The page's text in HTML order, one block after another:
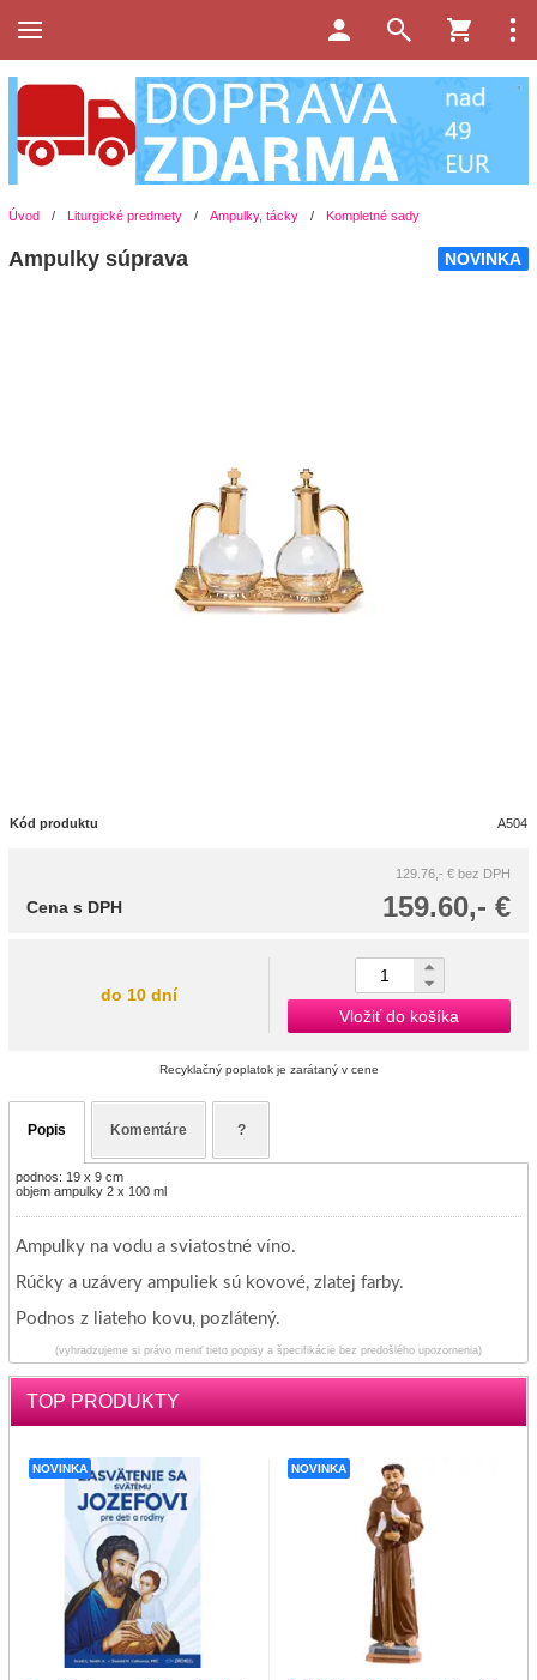
Úvod / Liturgické predmety / Ampulky, tácky / Kompletné sady
NOVINKA
Ampulky súprava
Kód produktu A504
129.76,- € bez DPH
159.60,- €
Cena s DPH
do 10 dní
Vložiť do košíka
Recyklačný poplatok je zarátaný v cene
Popis Komentáre ?
podnos: 19 x 9 cm
objem ampulky 2 x 100 ml
Ampulky na vodu a sviatostné víno.
Rúčky a uzávery ampuliek sú kovové, zlatej farby.
Podnos z liateho kovu, pozlátený.
(vyhradzujeme si právo meniť tieto popisy a špecifikácie bez predošlého upozornenia)
TOP PRODUKTY
NOVINKA NOVINKA